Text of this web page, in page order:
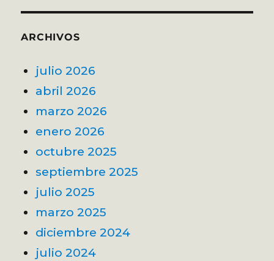
ARCHIVOS
julio 2026
abril 2026
marzo 2026
enero 2026
octubre 2025
septiembre 2025
julio 2025
marzo 2025
diciembre 2024
julio 2024